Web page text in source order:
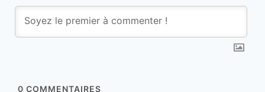
0 COMMENTAIRES